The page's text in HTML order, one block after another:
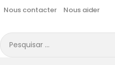
Nous contacter
Nous aider
Pesquisar
por: